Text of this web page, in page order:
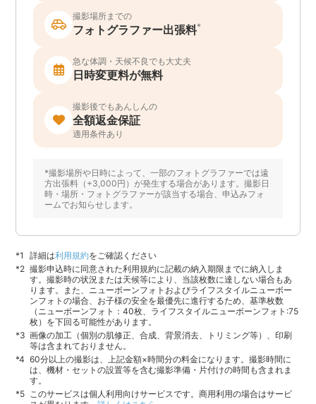
撮影場所までの
フォトグラファー出張料*
急な体調・天候不良でも大丈夫
日時変更料が無料
撮影後でもあんしんの
全額返金保証
適用条件あり
*撮影場所や日時によって、一部のフォトグラファーでは遠
方出張料（+3,000円）が発生する場合があります。撮影日
時・場所・フォトグラファーが該当する場合、申込みフォ
ームでお知らせします。
詳細は利用規約をご確認ください
撮影申込時に同意された利用規約に記載の納入期限までに納入しま
す。撮影時の状況または天候等により、当該枚数に達しない場合もあ
ります。また、ニューボーンフォトおよびライフスタイルニューボー
ンフォトの場合、お子様の安全を最優先に進行するため、基準枚数
（ニューボーンフォト：40枚、ライフスタイルニューボーンフォト:75
枚）を下回る可能性があります。
画像の加工（個別の肌修正、合成、背景消去、トリミング等）、印刷
等は含まれておりません。
60分以上の撮影は、上記金額×時間分の料金になります。撮影時間に
は、機材・セットの設置等を含む撮影準備・片付けの時間も含まれま
す。
このサービスは個人利用向けサービスです。商用利用の場合はサービ